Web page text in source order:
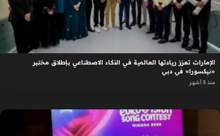
الإمارات تعزز ريادتها العالمية في الذكاء الاصطناعي بإطلاق مختبر
«نيكسورا» في دبي
منذ 3 أشهر